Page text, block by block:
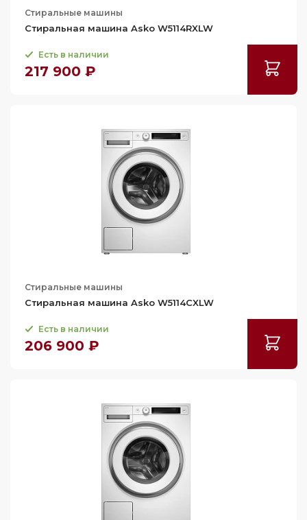
Стиральные машины
Стиральная машина Asko W5114RXLW
Есть в наличии
217 900 ₽
Стиральные машины
Стиральная машина Asko W5114CXLW
Есть в наличии
206 900 ₽